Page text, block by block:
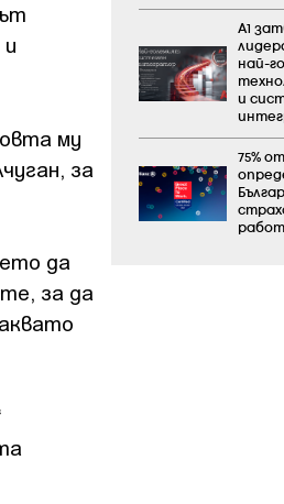
му
за
да
за да
А1
най-
и
75%